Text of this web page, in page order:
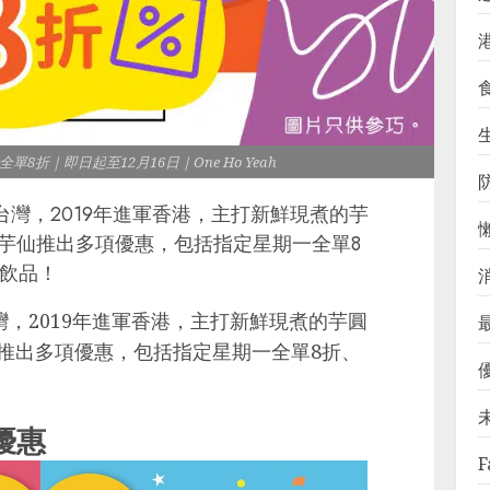
單8折｜即日起至12月16日｜One Ho Yeah
，2019年進軍香港，主打新鮮現煮的芋
仙推出多項優惠，包括指定星期一全單8
品！
2019年進軍香港，主打新鮮現煮的芋圓
多項優惠，包括指定星期一全單8折、
惠